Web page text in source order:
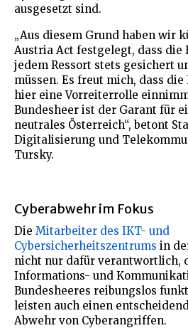
ausgesetzt sind.
„Aus diesem Grund haben wir
Austria Act festgelegt, dass die
jedem Ressort stets gesichert
müssen. Es freut mich, dass
hier eine Vorreiterrolle
Bundesheer ist der Garant für
neutrales Österreich“, betont
Digitalisierung und
Tursky.
Cyberabwehr im Fokus
Die Mitarbeiter des IKT- und
Cybersicherheitszentrums in
nicht nur dafür verantwortlich,
Informations- und
Bundesheeres reibungslos
leisten auch einen
Abwehr von Cyberangriffen.